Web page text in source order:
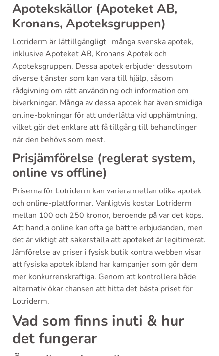
Apotekskällor (Apoteket AB,
Kronans, Apoteksgruppen)
Lotriderm är lättillgängligt i många svenska apotek,
inklusive Apoteket AB, Kronans Apotek och
Apoteksgruppen. Dessa apotek erbjuder dessutom
diverse tjänster som kan vara till hjälp, såsom
rådgivning om rätt användning och information om
biverkningar. Många av dessa apotek har även smidiga
online-bokningar för att underlätta vid upphämtning,
vilket gör det enklare att få tillgång till behandlingen
när den behövs som mest.
Prisjämförelse (reglerat system,
online vs offline)
Priserna för Lotriderm kan variera mellan olika apotek
och online-plattformar. Vanligtvis kostar Lotriderm
mellan 100 och 250 kronor, beroende på var det köps.
Att handla online kan ofta ge bättre erbjudanden, men
det är viktigt att säkerställa att apoteket är legitimerat.
Jämförelse av priser i fysisk butik kontra webben visar
att fysiska apotek ibland har kampanjer som gör dem
mer konkurrenskraftiga. Genom att kontrollera både
alternativ ökar chansen att hitta det bästa priset för
Lotriderm.
Vad som finns inuti & hur
det fungerar